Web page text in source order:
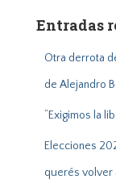
rEntradas
Otra derrota
de Alejandro
“Exigimos la
Elecciones
querés volver